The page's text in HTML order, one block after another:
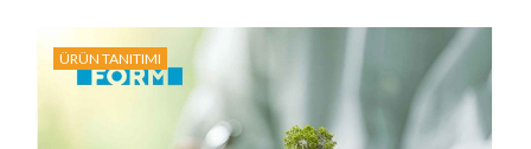
ÜRÜN TANITIMI